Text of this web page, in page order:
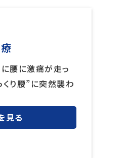
に腰に激痛が走っ
り腰”に突然襲わ
見る